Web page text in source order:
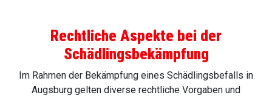
Rechtliche Aspekte bei der
Schädlingsbekämpfung
Im Rahmen der Bekämpfung eines Schädlingsbefalls in
Augsburg gelten diverse rechtliche Vorgaben und